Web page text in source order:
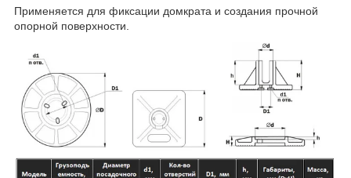
Применяется для фиксации домкрата и создания прочной
опорной поверхности.